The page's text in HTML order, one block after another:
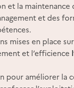
et la
et des
mises en place
et l’efficience
pour améliorer la